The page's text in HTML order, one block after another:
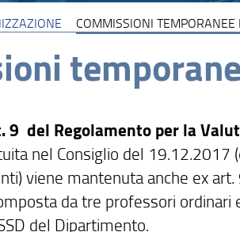
COMMISSIONI TEMPORANEE
9 del Regolamento per la
nel Consiglio del
viene mantenuta anche ex
da tre professori
del Dipartimento.